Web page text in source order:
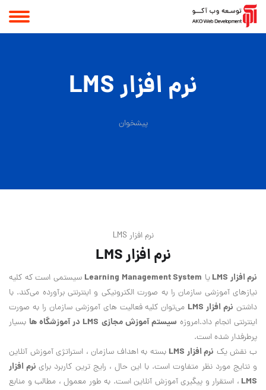
نرم افزار LMS
پیشخوان
نرم افزار LMS
نرم افزار LMS
نرم افزار LMS یا Learning Management System سیستمی است که کلیه
نیازهای آموزشی سازمان را به صورت الکترونیکی و اینترنتی برآورده می‌کند. با
داشتن نرم افزار LMS
می‌توان کلیه فعالیت های آموزشی سازمان را به صورت
اینترنتی انجام داد.امروزه سیستم آموزش مجازی LMS در آموزشگاه ها
بسیار
پرطرفدار شده است.
ب نقش یک نرم افزار LMS
بسته به اهداف سازمان ، استراتژی آموزش آنلاین
و نتایج مورد نظر متفاوت است. با این حال ، رایج ترین کاربرد براینرم افزار
LMS ، استقرار و پیگیری آموزش آنلاین است. به طور معمول ، مطالب و منابع